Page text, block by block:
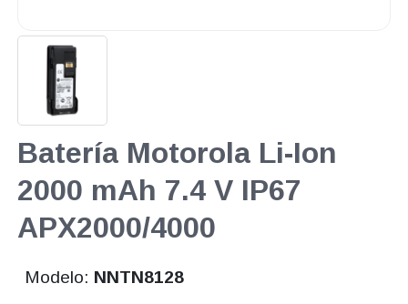
Batería Motorola Li-Ion
2000 mAh 7.4 V IP67
APX2000/4000
Modelo: NNTN8128